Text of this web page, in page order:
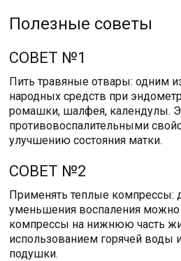
Полезные советы
СОВЕТ №1
Пить травяные отвары: одним
народных средств при
ромашки, шалфея, календулы.
противовоспалительными
улучшению состояния матки.
СОВЕТ №2
Применять теплые компрессы:
уменьшения воспаления можно
компрессы на нижнюю часть
использованием горячей воды
подушки.